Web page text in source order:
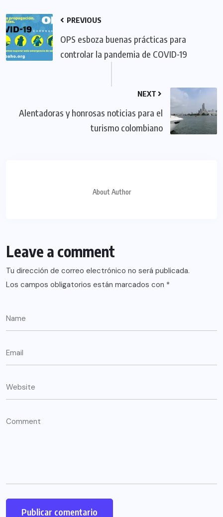
PREVIOUS
OPS esboza buenas prácticas para
controlar la pandemia de COVID-19
NEXT
Alentadoras y honrosas noticias para el
turismo colombiano
About Author
Leave a comment
Tu dirección de correo electrónico no será publicada.
Los campos obligatorios están marcados con *